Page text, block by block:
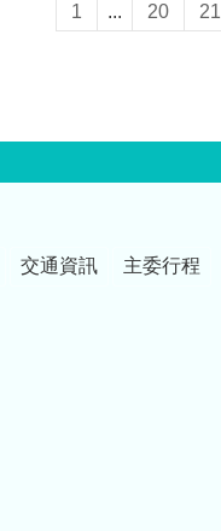
1 ... 20 21
交通資訊 主委行程